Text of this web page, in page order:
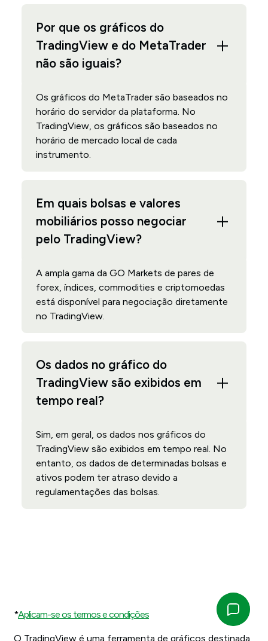
Por que os gráficos do
TradingView e do MetaTrader
não são iguais?
Os gráficos do MetaTrader são baseados no
horário do servidor da plataforma. No
TradingView, os gráficos são baseados no
horário de mercado local de cada
instrumento.
Em quais bolsas e valores
mobiliários posso negociar
pelo TradingView?
A ampla gama da GO Markets de pares de
forex, índices, commodities e criptomoedas
está disponível para negociação diretamente
no TradingView.
Os dados no gráfico do
TradingView são exibidos em
tempo real?
Sim, em geral, os dados nos gráficos do
TradingView são exibidos em tempo real. No
entanto, os dados de determinadas bolsas e
ativos podem ter atraso devido a
regulamentações das bolsas.
*Aplicam-se os termos e condições
O TradingView é uma ferramenta de gráficos destinada